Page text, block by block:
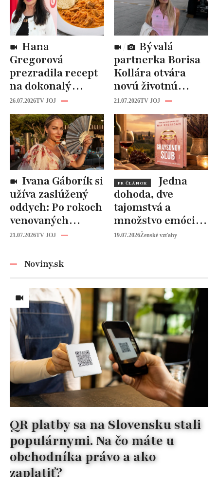
Gregorová
prezradila recept
na dokonalý
segedín:
Tajomstvo sa
ukrýva v tejto
ingrediencii
26.07.2026TV JOJ
partnerka Borisa
Kollára otvára
novú životnú
kapitolu: Laura
Vizváryová ide
pomáhať ženám
21.07.2026TV JOJ
užíva zaslúžený
oddych: Po rokoch
venovaných
rodine prišiel čas
21.07.2026TV JOJ
PR ČLÁNOK
dohoda, dve
tajomstvá a
množstvo emócií.
Mia Sheridan a
19.07.2026Ženské vzťahy
Noviny.sk
QR platby sa na Slovensku stali
populárnymi. Na čo máte u
obchodníka právo a ako
zaplatiť?